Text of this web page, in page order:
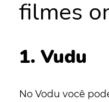
filmes
1. Vudu
No Vodu você